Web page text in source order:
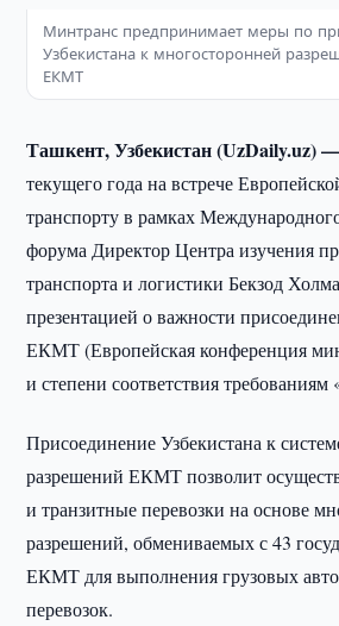
Минтранс предпринимает меры по
Узбекистана к многосторонней
ЕКМТ
Ташкент, Узбекистан (UzDaily.uz) —
текущего года на встрече
транспорту в рамках
форума Директор Центра изучения
транспорта и логистики Бекзод
презентацией о важности
ЕКМТ (Европейская конференция
и степени соответствия требованиям
Присоединение Узбекистана к
разрешений ЕКМТ позволит
и транзитные перевозки на основе
разрешений, обмениваемых с 43
ЕКМТ для выполнения грузовых
перевозок.